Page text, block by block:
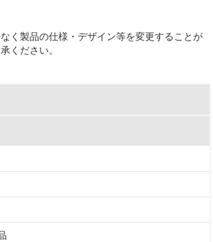
く製品の仕様・デザイン等を変更することが
ください。